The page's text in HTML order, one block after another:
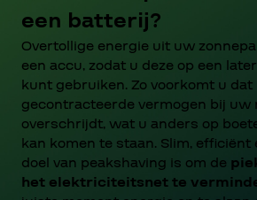
een batterij?
Overtollige energie uit uw
een accu, zodat u deze op een
kunt gebruiken. Zo voorkomt u dat
gecontracteerde vermogen bij uw
overschrijdt, wat u anders op
kan komen te staan. Slim, efficiënt
doel van peakshaving is om de
het elektriciteitsnet te